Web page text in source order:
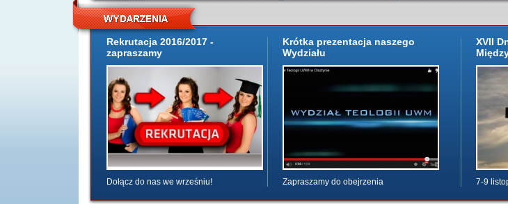
Rekrutacja 2016/2017 -
zapraszamy
Dołącz do nas we wrześniu!
Krótka prezentacja naszego
Wydziału
Zapraszamy do obejrzenia
XVII
7-9